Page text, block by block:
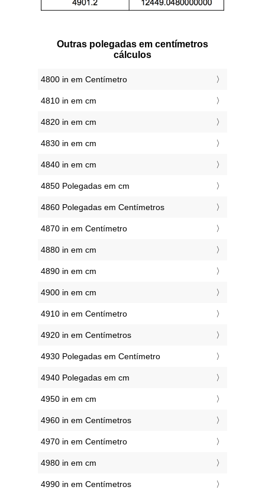
Outras polegadas em centímetros
cálculos
4800 in em Centímetro
4810 in em cm
4820 in em cm
4830 in em cm
4840 in em cm
4850 Polegadas em cm
4860 Polegadas em Centímetros
4870 in em Centímetro
4880 in em cm
4890 in em cm
4900 in em cm
4910 in em Centímetro
4920 in em Centímetros
4930 Polegadas em Centímetro
4940 Polegadas em cm
4950 in em cm
4960 in em Centímetros
4970 in em Centímetro
4980 in em cm
4990 in em Centímetros